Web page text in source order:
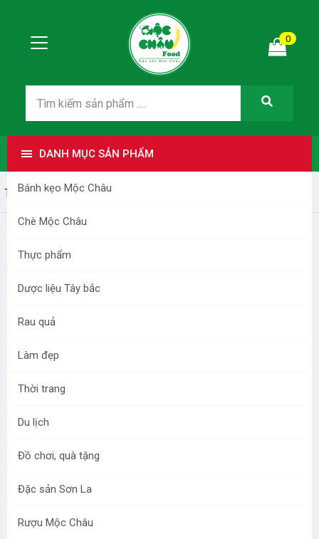
0
DANH MỤC SẢN PHẨM
Bánh kẹo Mộc Châu
Chè Mộc Châu
Thực phẩm
Dược liệu Tây bắc
Rau quả
Làm đẹp
Thời trang
Du lịch
Đồ chơi, quà tặng
Đặc sản Sơn La
Rượu Mộc Châu
Trang nhất Dược liệu Tây bắc
Giảo Cổ Lam
Mã sản phẩm:
60.000